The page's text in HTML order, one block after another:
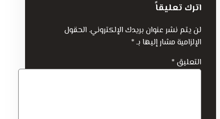
اترك تعليقاً
لن يتم نشر عنوان بريدك الإلكتروني. الحقول
الإلزامية مشار إليها بـ*
التعليق *